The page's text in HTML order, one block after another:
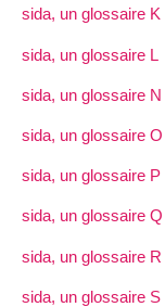
sida, un glossaire K
sida, un glossaire L
sida, un glossaire N
sida, un glossaire O
sida, un glossaire P
sida, un glossaire Q
sida, un glossaire R
sida, un glossaire S